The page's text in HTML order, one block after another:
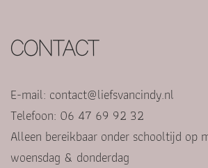
CONTACT
E-mail: contact@liefsvancindy.nl
Telefoon: 06 47 69 92 32
Alleen bereikbaar onder schooltijd op
woensdag & donderdag